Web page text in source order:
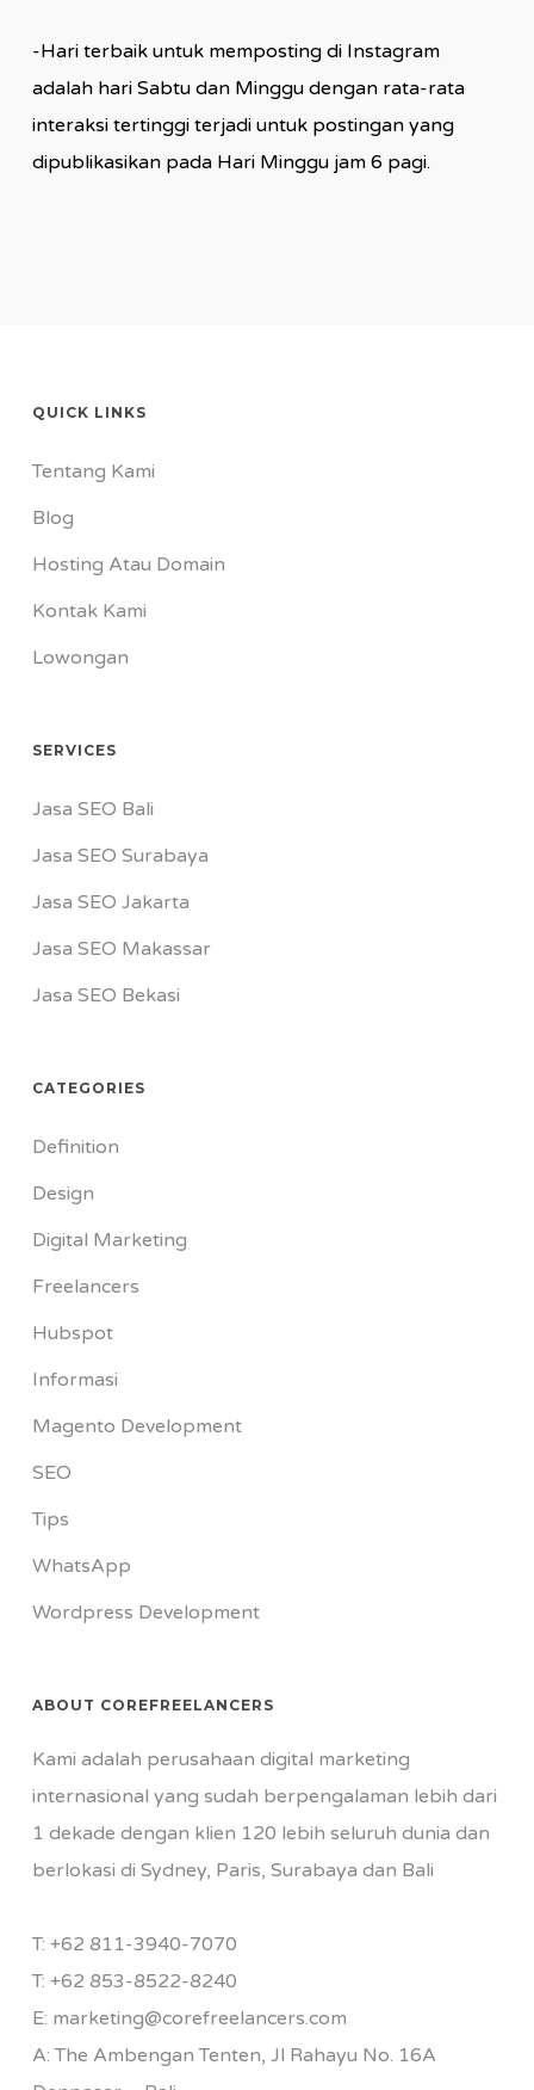
-Hari terbaik untuk memposting di Instagram
adalah hari Sabtu dan Minggu dengan rata-rata
interaksi tertinggi terjadi untuk postingan yang
dipublikasikan pada Hari Minggu jam 6 pagi.
QUICK LINKS
Tentang Kami
Blog
Hosting Atau Domain
Kontak Kami
Lowongan
SERVICES
Jasa SEO Bali
Jasa SEO Surabaya
Jasa SEO Jakarta
Jasa SEO Makassar
Jasa SEO Bekasi
CATEGORIES
Definition
Design
Digital Marketing
Freelancers
Hubspot
Informasi
Magento Development
SEO
Tips
WhatsApp
Wordpress Development
ABOUT COREFREELANCERS
Kami adalah perusahaan digital marketing
internasional yang sudah berpengalaman lebih dari
1 dekade dengan klien 120 lebih seluruh dunia dan
berlokasi di Sydney, Paris, Surabaya dan Bali
T: +62 811-3940-7070
T: +62 853-8522-8240
E: marketing@corefreelancers.com
A: The Ambengan Tenten, Jl Rahayu No. 16A